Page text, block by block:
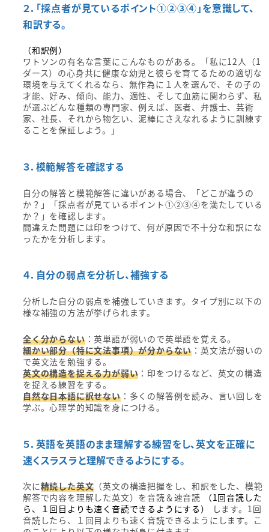
２．「採点者が見ているポイント①②③④」を意識して、
和訳する。
（和訳例）
ワトソンの有名な言葉にこんなものがある。「私に12人（1
ダース）の心身共に健康な幼児と彼らを育てるための適切な
環境を与えてくれるなら、無作為に１人を選んで、その子の
才能、好み、傾向、能力、適性、そして血筋に関わらず、私
が選ぶどんな種類の専門家、例えば、医者、弁護士、芸術
家、社長、それから物乞い、泥棒にさえなれるように訓練す
ることを保証しよう。」
３．模範解答を確認する
自分の解答と模範解答に違いがある場合、「どこが違うの
か？」「採点者が見ているポイント①②③④を満たしている
か？」を確認します。
間違えた問題には印をつけて、何が原因で不十分な和訳にな
ったかを分析します。
４．自分の弱点を分析し、補強する
分析した自分の弱点を補強していきます。タイプ別に以下の
様な補強の方法が挙げられます。
全く分からない：英単語が弱いので英単語を覚える。
細かい部分（特に文法事項）が分からない ：英文法が弱いの
で英文法を勉強する。
英文の構造を捉える力が弱い ：印をつけるなど、英文の構造
を捉える練習をする。
自然な日本語に訳せない：多くの解答例を読み、言い回しを
学ぶ。心理学的知識を身につける。
５．英語を英語のまま理解する練習をし、英文を正確に
速くスラスラと理解できるようにする。
次に精読した英文 （英文の構造把握をし、和訳をした、模範
解答で内容を理解した英文）を音読＆速音読
（1回音読した
ら、１回目よりも速く音読できるようにする）
します。1回
音読したら、１回目よりも速く音読できるようにします。こ